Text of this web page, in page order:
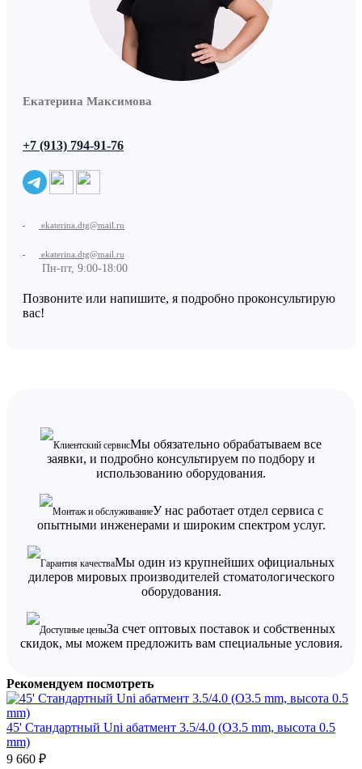
Екатерина Максимова
+7 (913) 794-91-76
ekaterina.dtg@mail.ru
ekaterina.dtg@mail.ru
Пн-пт, 9:00-18:00
Позвоните или напишите, я подробно проконсультирую
вас!
Клиентский сервисМы обязательно обрабатываем все
заявки, и подробно консультируем по подбору и
использованию оборудования.
Монтаж и обслуживаниеУ нас работает отдел сервиса с
опытными инженерами и широким спектром услуг.
Гарантия качестваМы один из крупнейших официальных
дилеров мировых производителей стоматологического
оборудования.
Доступные ценыЗа счет оптовых поставок и собственных
скидок, мы можем предложить вам специальные условия.
Рекомендуем посмотреть
45' Стандартный Uni абатмент 3.5/4.0 (O3.5 mm, высота 0.5
mm)
9 660 ₽